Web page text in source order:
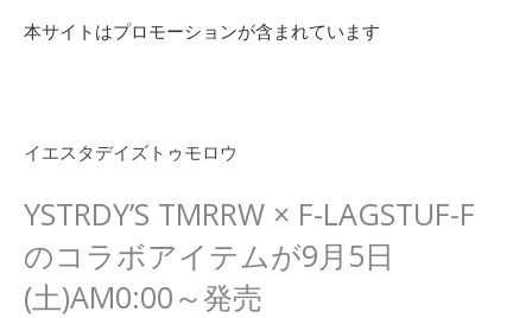
本サイトはプロモーションが含まれています
イエスタデイズトゥモロウ
YSTRDY’S TMRRW × F-LAGSTUF-F
のコラボアイテムが9月5日
(土)AM0:00～発売